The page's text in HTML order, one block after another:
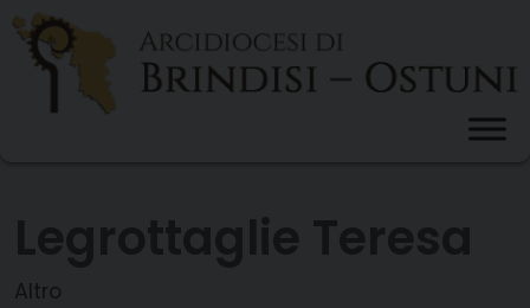
Skip
content
Altro